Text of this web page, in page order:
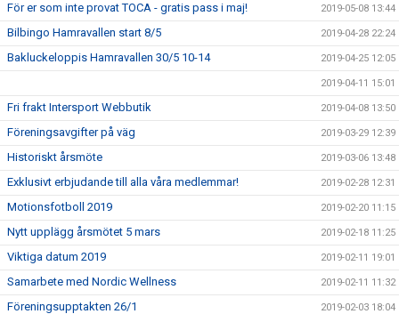
För er som inte provat TOCA - gratis pass i maj! 2019-05-08 13:44
Bilbingo Hamravallen start 8/5 2019-04-28 22:24
Bakluckeloppis Hamravallen 30/5 10-14 2019-04-25 12:05
2019-04-11 15:01
Fri frakt Intersport Webbutik 2019-04-08 13:50
Föreningsavgifter på väg 2019-03-29 12:39
Historiskt årsmöte 2019-03-06 13:48
Exklusivt erbjudande till alla våra medlemmar! 2019-02-28 12:31
Motionsfotboll 2019 2019-02-20 11:15
Nytt upplägg årsmötet 5 mars 2019-02-18 11:25
Viktiga datum 2019 2019-02-11 19:01
Samarbete med Nordic Wellness 2019-02-11 11:32
Föreningsupptakten 26/1 2019-02-03 18:04